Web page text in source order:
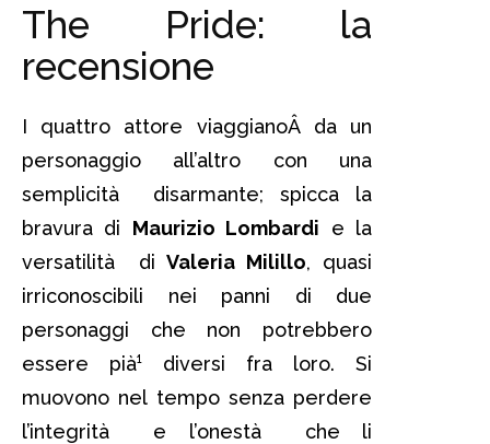
The Pride: la
recensione
I quattro attore viaggianoÂ da un
personaggio all’altro con una
semplicità disarmante; spicca la
bravura di Maurizio Lombardi e la
versatilità diValeria Milillo, quasi
irriconoscibili nei panni di due
personaggi che non potrebbero
essere pià¹ diversi fra loro. Si
muovono nel tempo senza perdere
l’integrità e l’onestà che li